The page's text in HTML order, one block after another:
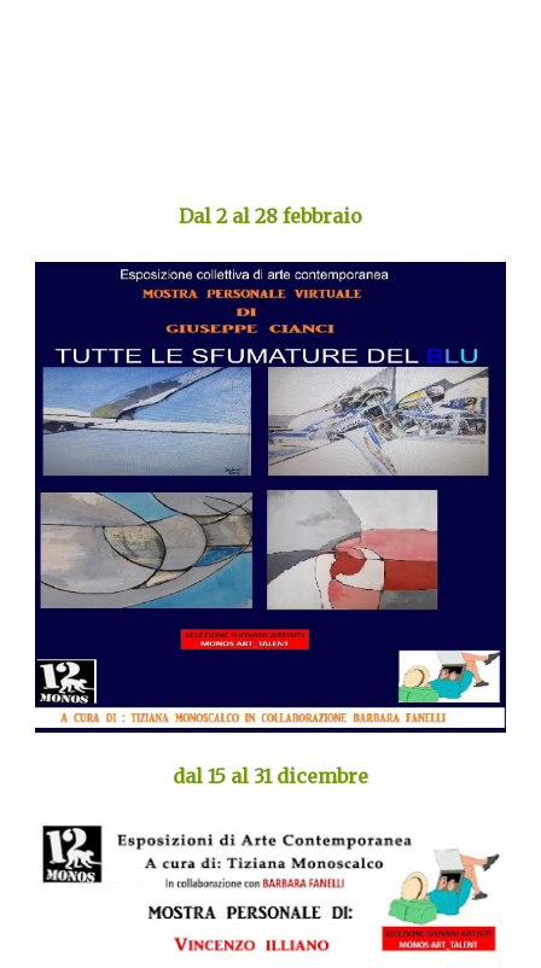
Dal 2 al 28 febbraio
dal 15 al 31 dicembre